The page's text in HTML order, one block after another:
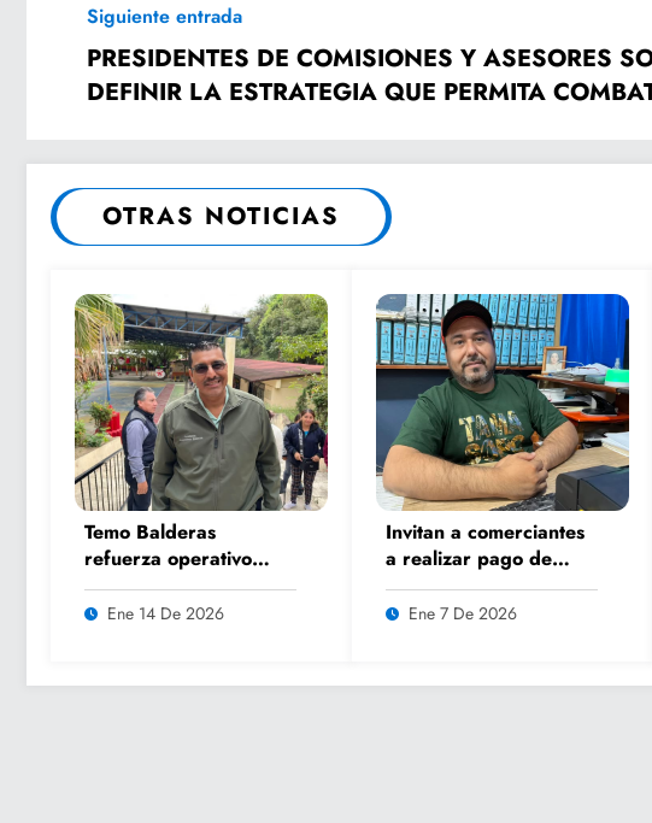
Siguiente entrada
PRESIDENTES DE COMISIONES Y ASESORES
DEFINIR LA ESTRATEGIA QUE PERMITA
OTRAS NOTICIAS
Temo Balderas
refuerza operativo
invernal en
comunidades de zonas
Ene 14 De 2026
Invitan a comerciantes
a realizar pago de
refrendo 2026 sin
multas ni recargos
Ene 7 De 2026